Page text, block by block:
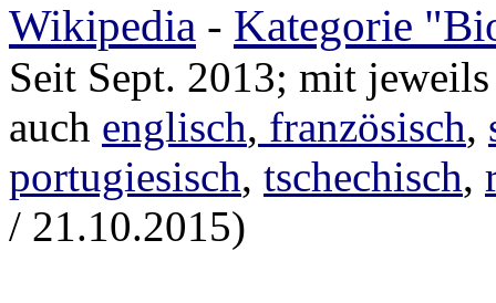
Wikipedia - Kategorie
Seit Sept. 2013; mit jeweils
auch englisch, französisch,
portugiesisch, tschechisch,
/ 21.10.2015)